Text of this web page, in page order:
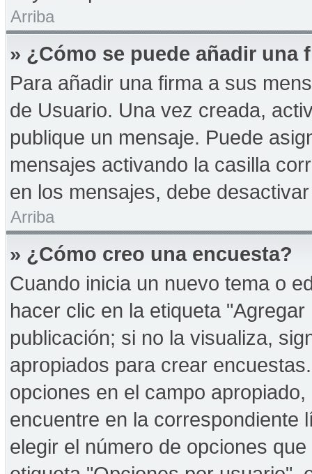
Arriba
» ¿Cómo se puede añadir una
Para añadir una firma a sus
de Usuario. Una vez creada,
publique un mensaje. Puede
mensajes activando la casilla
en los mensajes, debe
Arriba
» ¿Cómo creo una encuesta?
Cuando inicia un nuevo tema o
hacer clic en la etiqueta
publicación; si no la visualiza,
apropiados para crear
opciones en el campo
encuentre en la correspondiente
elegir el número de opciones